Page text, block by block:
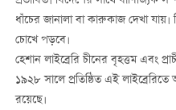
ধাঁচের জানালা বা কারুকাজ দেখা
চোখে পড়বে।
হেশান লাইব্রেরি চীনের বৃহত্তম এবং
১৯২৮ সালে প্রতিষ্ঠিত এই লাইব্রেরিতে
রয়েছে।